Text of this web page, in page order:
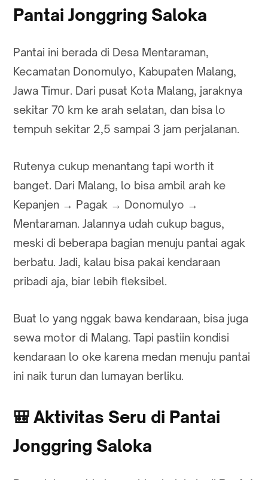
Pantai Jonggring Saloka
Pantai ini berada di Desa Mentaraman,
Kecamatan Donomulyo, Kabupaten Malang,
Jawa Timur. Dari pusat Kota Malang, jaraknya
sekitar 70 km ke arah selatan, dan bisa lo
tempuh sekitar 2,5 sampai 3 jam perjalanan.
Rutenya cukup menantang tapi worth it
banget. Dari Malang, lo bisa ambil arah ke
Kepanjen → Pagak → Donomulyo →
Mentaraman. Jalannya udah cukup bagus,
meski di beberapa bagian menuju pantai agak
berbatu. Jadi, kalau bisa pakai kendaraan
pribadi aja, biar lebih fleksibel.
Buat lo yang nggak bawa kendaraan, bisa juga
sewa motor di Malang. Tapi pastiin kondisi
kendaraan lo oke karena medan menuju pantai
ini naik turun dan lumayan berliku.
🎒 Aktivitas Seru di Pantai
Jonggring Saloka